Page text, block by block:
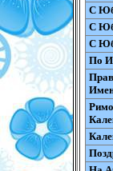
С
С
С
По